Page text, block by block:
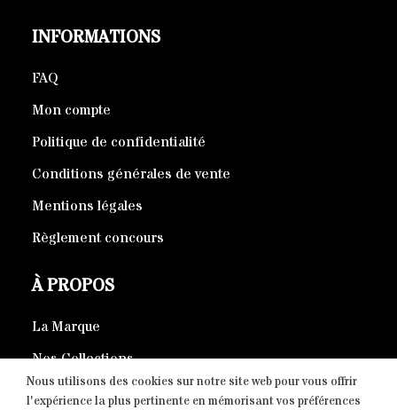
INFORMATIONS
FAQ
Mon compte
Politique de confidentialité
Conditions générales de vente
Mentions légales
Règlement concours
À PROPOS
La Marque
Nos Collections
Produits éco-responsables
Nous utilisons des cookies sur notre site web pour vous offrir
l'expérience la plus pertinente en mémorisant vos préférences